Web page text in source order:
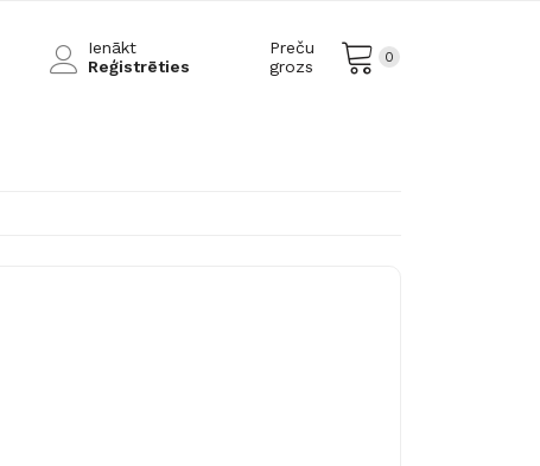
Preču
grozs
0
Ienākt
Reģistrēties